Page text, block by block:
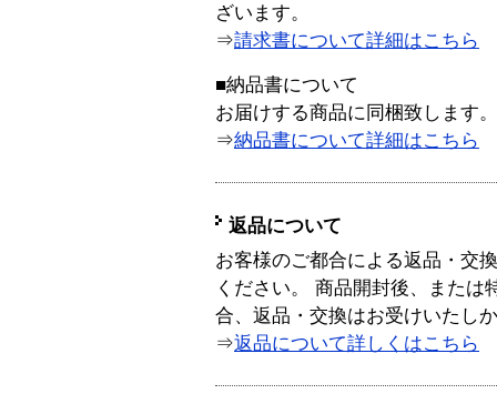
ざいます。
⇒請求書について詳細はこちら
■納品書について
お届けする商品に同梱致します。
⇒納品書について詳細はこちら
返品について
お客様のご都合による返品・交
ください。 商品開封後、または
合、返品・交換はお受けいたし
⇒返品について詳しくはこちら